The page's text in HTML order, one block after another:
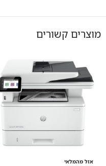
מוצרים קשורים
אזל מהמלאי